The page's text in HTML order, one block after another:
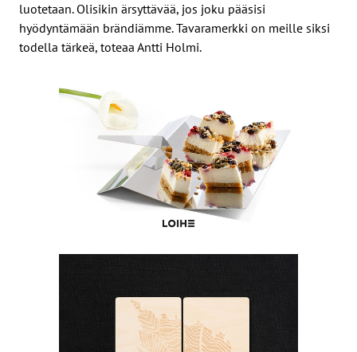
luotetaan. Olisikin ärsyttävää, jos joku pääsisi
hyödyntämään brändiämme. Tavaramerkki on meille siksi
todella tärkeä, toteaa Antti Holmi.